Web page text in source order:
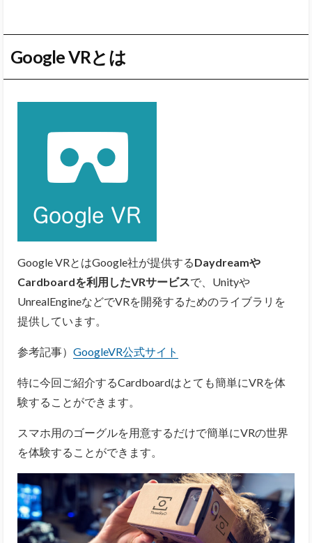
Google VRとは
Google VRとはGoogle社が提供するDaydreamや
Cardboardを利用したVRサービスで、Unityや
UnrealEngineなどでVRを開発するためのライブラリを
提供しています。
参考記事） GoogleVR公式サイト
特に今回ご紹介するCardboardはとても簡単にVRを体
験することができます。
スマホ用のゴーグルを用意するだけで簡単にVRの世界
を体験することができます。